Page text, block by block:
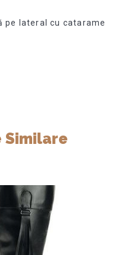
lateral cu catarame
Similare